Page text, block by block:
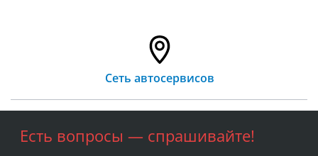
Сеть автосервисов
Есть вопросы — спрашивайте!